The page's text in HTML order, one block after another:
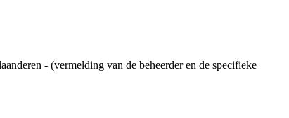
- (vermelding van de beheerder en de specifieke